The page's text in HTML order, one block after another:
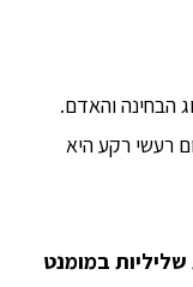
הבחינה והאדם.
רעשי רקע היא
במומנט